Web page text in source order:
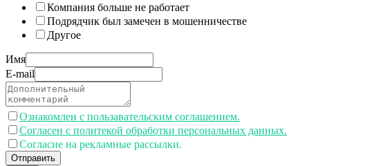
Компания больше не работает
Подрядчик был замечен в мошенничестве
Другое
Имя
E-mail
Ознакомлен с пользавательским соглашением.
Согласен с политекой обработки персональных данных.
Согласие на рекламные рассылки.
Отправить